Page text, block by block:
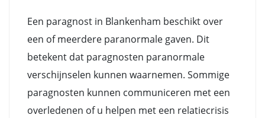
Een paragnost in Blankenham beschikt over
een of meerdere paranormale gaven. Dit
betekent dat paragnosten paranormale
verschijnselen kunnen waarnemen. Sommige
paragnosten kunnen communiceren met een
overledenen of u helpen met een relatiecrisis